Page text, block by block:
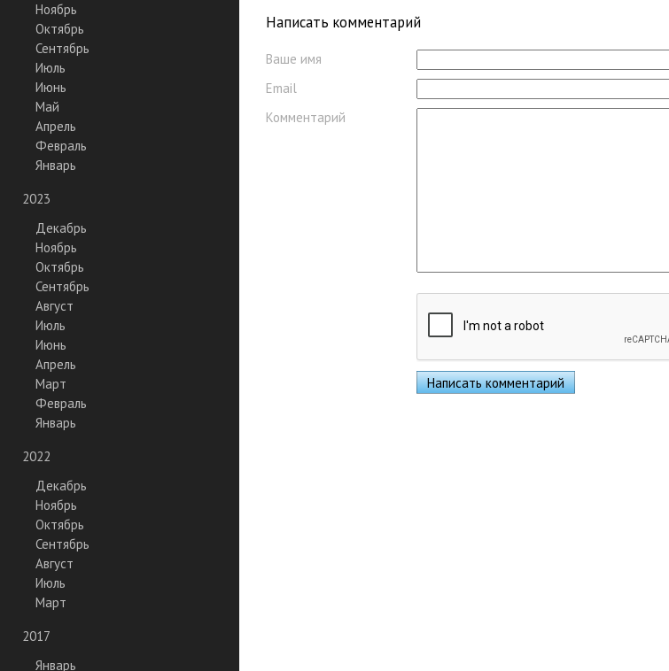
Ноябрь
Октябрь
Сентябрь
Июль
Июнь
Май
Апрель
Февраль
Январь
2023
Декабрь
Ноябрь
Октябрь
Сентябрь
Август
Июль
Июнь
Апрель
Март
Февраль
Январь
2022
Декабрь
Ноябрь
Октябрь
Сентябрь
Август
Июль
Март
2017
Январь
Написать комментарий
Ваше имя
Email
Комментарий